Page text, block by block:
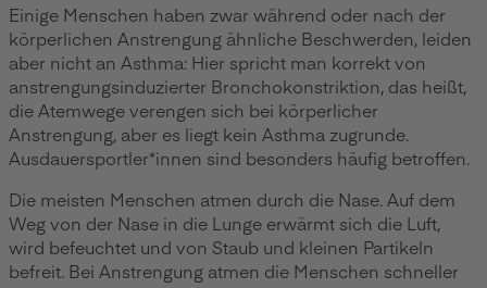
Einige Menschen haben zwar während oder nach der
körperlichen Anstrengung ähnliche Beschwerden, leiden
aber nicht an Asthma: Hier spricht man korrekt von
anstrengungsinduzierter Bronchokonstriktion, das heißt,
die Atemwege verengen sich bei körperlicher
Anstrengung, aber es liegt kein Asthma zugrunde.
Ausdauersportler*innen sind besonders häufig betroffen.
Die meisten Menschen atmen durch die Nase. Auf dem
Weg von der Nase in die Lunge erwärmt sich die Luft,
wird befeuchtet und von Staub und kleinen Partikeln
befreit. Bei Anstrengung atmen die Menschen schneller